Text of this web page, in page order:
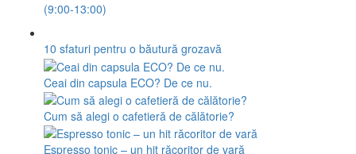
(9:00-13:00)
10 sfaturi pentru o băutură grozavă
Ceai din capsula ECO? De ce nu.
Cum să alegi o cafetieră de călătorie?
Espresso tonic – un hit răcoritor de vară